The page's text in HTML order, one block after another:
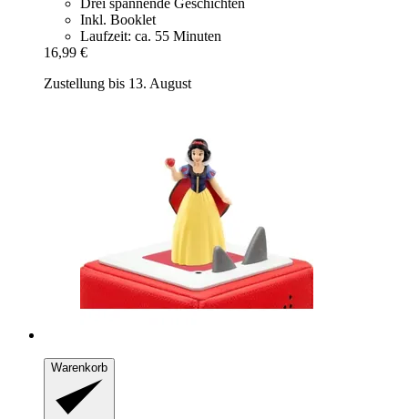
Drei spannende Geschichten
Inkl. Booklet
Laufzeit: ca. 55 Minuten
16,99 €
Zustellung bis 13. August
Warenkorb